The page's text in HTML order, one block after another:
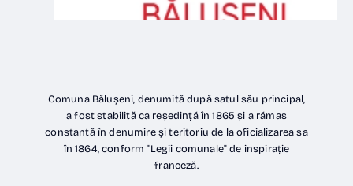
Primăria BĂLUȘENI
Comuna Bălușeni, denumită după satul său principal,
a fost stabilită ca reședință în 1865 și a rămas
constantă în denumire și teritoriu de la oficializarea sa
în 1864, conform "Legii comunale" de inspirație
franceză.